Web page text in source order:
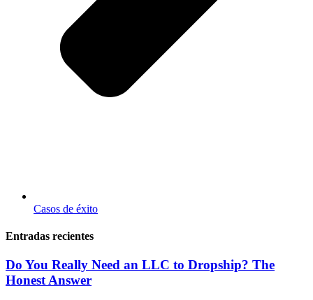
Casos de éxito
Entradas recientes
Do You Really Need an LLC to Dropship? The
Honest Answer